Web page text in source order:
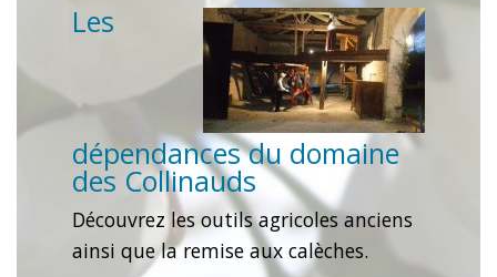
Les
dépendances du domaine
des Collinauds
Découvrez les outils agricoles anciens
ainsi que la remise aux calèches.